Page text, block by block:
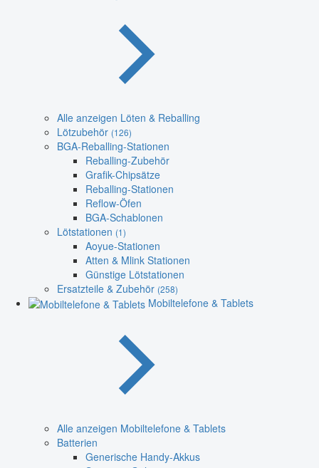
Alle anzeigen Löten & Reballing
Lötzubehör (126)
BGA-Reballing-Stationen
Reballing-Zubehör
Grafik-Chipsätze
Reballing-Stationen
Reflow-Öfen
BGA-Schablonen
Lötstationen (1)
Aoyue-Stationen
Atten & Mlink Stationen
Günstige Lötstationen
Ersatzteile & Zubehör (258)
Mobiltelefone & Tablets
Alle anzeigen Mobiltelefone & Tablets
Batterien
Generische Handy-Akkus